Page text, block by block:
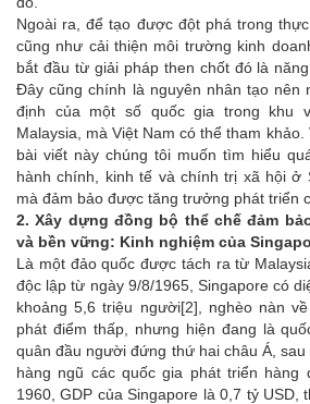
Ngoài ra, để tạo được đột phá trong
cũng như cải thiện môi trường kinh
bắt đầu từ giải pháp then chốt đó là
Đây cũng chính là nguyên nhân tạo nên
định của một số quốc gia trong khu
Malaysia, mà Việt Nam có thể tham
bài viết này chúng tôi muốn tìm hiểu
hành chính, kinh tế và chính trị xã hội ở
mà đảm bảo được tăng trưởng phát triển
2. Xây dựng đồng bộ thể chế đảm
và bền vững: Kinh nghiệm của
Là một đảo quốc được tách ra từ
độc lập từ ngày 9/8/1965, Singapore có
khoảng 5,6 triệu người[2] , nghèo nàn
phát điểm thấp, nhưng hiện đang là
quân đầu người đứng thứ hai châu Á,
hàng ngũ các quốc gia phát triển hàng
1960, GDP của Singapore là 0,7 tỷ USD,